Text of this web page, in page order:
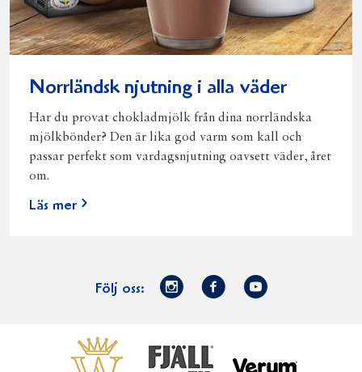
Norrländsk njutning i alla väder
Har du provat chokladmjölk från dina norrländska
mjölkbönder? Den är lika god varm som kall och
passar perfekt som vardagsnjutning oavsett väder, året
om.
Läs mer
Följ oss:
Norrmejerier
Facebook
Youtube
VästerbottensostFjällfil